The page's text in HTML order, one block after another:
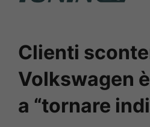
Clienti
Volkswagen
a “tornare